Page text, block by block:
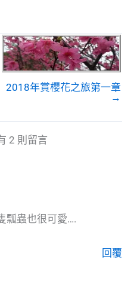
2018年賞櫻花之旅第一章
→
2 則留言
瓢蟲也很可愛….
回覆